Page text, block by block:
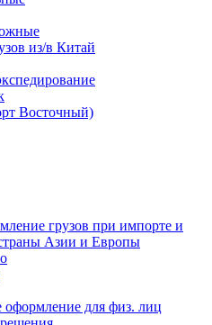
из/в Китай
Восточный)
грузов при импорте и
Азии и Европы
для физ. лиц